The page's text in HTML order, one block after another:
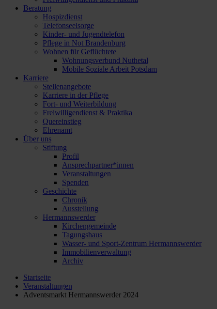
Beratung
Hospizdienst
Telefonseelsorge
Kinder- und Jugendtelefon
Pflege in Not Brandenburg
Wohnen für Geflüchtete
Wohnungsverbund Nuthetal
Mobile Soziale Arbeit Potsdam
Karriere
Stellenangebote
Karriere in der Pflege
Fort- und Weiterbildung
Freiwilligendienst & Praktika
Quereinstieg
Ehrenamt
Über uns
Stiftung
Profil
Ansprechpartner*innen
Veranstaltungen
Spenden
Geschichte
Chronik
Ausstellung
Hermannswerder
Kirchengemeinde
Tagungshaus
Wasser- und Sport-Zentrum Hermannswerder
Immobilienverwaltung
Archiv
Startseite
Veranstaltungen
Adventsmarkt Hermannswerder 2024